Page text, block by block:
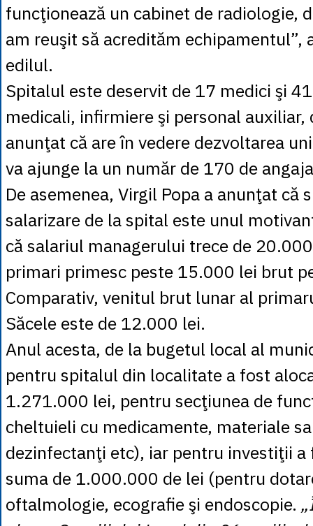
funcţionează un cabinet de radiologie,
am reuşit să acredităm echipamentul”,
edilul.
Spitalul este deservit de 17 medici şi
medicali, infirmiere şi personal auxiliar,
anunţat că are în vedere dezvoltarea
va ajunge la un număr de 170 de
De asemenea, Virgil Popa a anunţat că
salarizare de la spital este unul
că salariul managerului trece de
primari primesc peste 15.000 lei brut
Comparativ, venitul brut lunar al
Săcele este de 12.000 lei.
Anul acesta, de la bugetul local al
pentru spitalul din localitate a fost
1.271.000 lei, pentru secţiunea de
cheltuieli cu medicamente, materiale
dezinfectanţi etc), iar pentru investiţii a
suma de 1.000.000 de lei (pentru
oftalmologie, ecografie şi endoscopie.